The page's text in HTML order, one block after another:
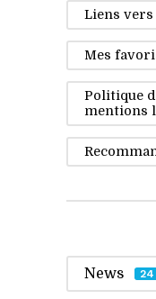
Liens vers
Mes
Politique
mentions
News 24